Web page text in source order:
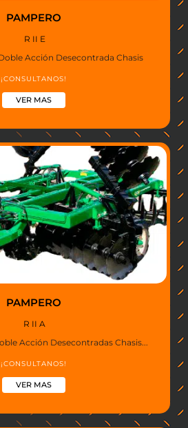
PAMPERO
R II E
Acción Desecontrada Chasis
¡CONSULTANOS!
VER MAS
PAMPERO
R II A
Acción Desecontradas Chasis...
¡CONSULTANOS!
VER MAS